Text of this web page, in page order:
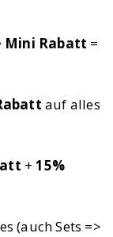
Mini Rabatt =
auf alles
+15%
(auch Sets =>